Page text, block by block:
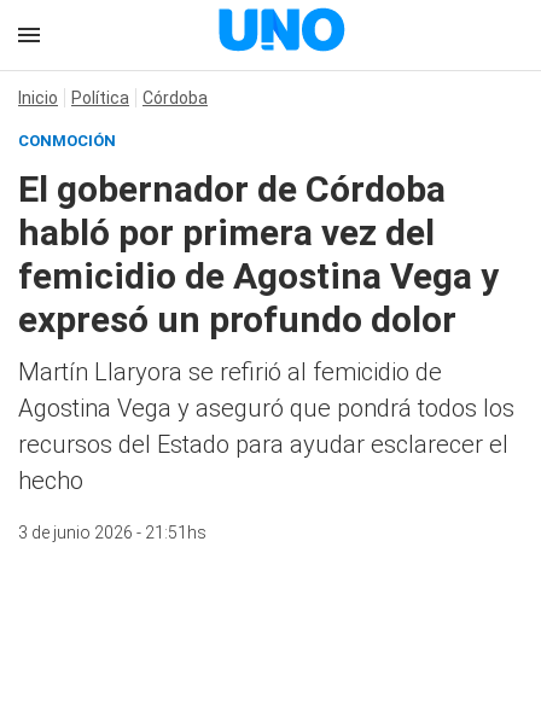
Inicio Política Córdoba
CONMOCIÓN
El gobernador de Córdoba
habló por primera vez del
femicidio de Agostina Vega y
expresó un profundo dolor
Martín Llaryora se refirió al femicidio de
Agostina Vega y aseguró que pondrá todos los
recursos del Estado para ayudar esclarecer el
hecho
3 de junio 2026 - 21:51hs